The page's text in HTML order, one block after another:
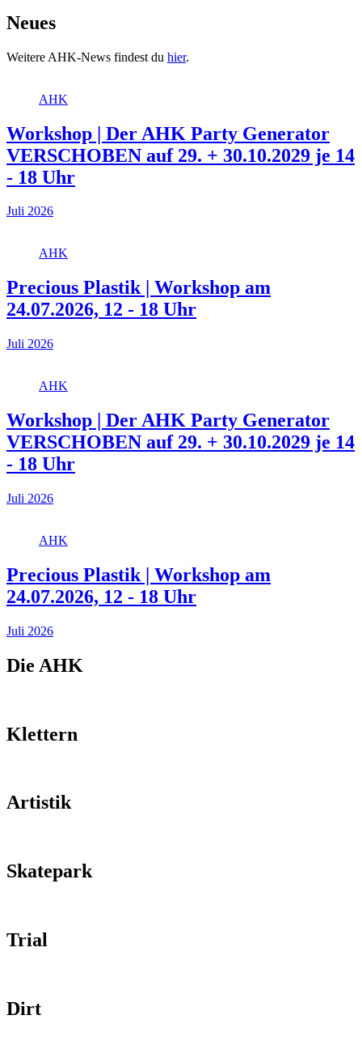
Neues
Weitere AHK-News findest du hier.
AHK
Workshop | Der AHK Party Generator
VERSCHOBEN auf 29. + 30.10.2029 je 14
- 18 Uhr
Juli 2026
AHK
Precious Plastik | Workshop am
24.07.2026, 12 - 18 Uhr
Juli 2026
AHK
Workshop | Der AHK Party Generator
VERSCHOBEN auf 29. + 30.10.2029 je 14
- 18 Uhr
Juli 2026
AHK
Precious Plastik | Workshop am
24.07.2026, 12 - 18 Uhr
Juli 2026
Die AHK
Klettern
Artistik
Skatepark
Trial
Dirt